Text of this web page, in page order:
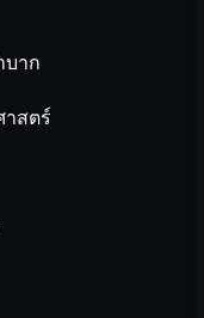
บาก
าสตร์